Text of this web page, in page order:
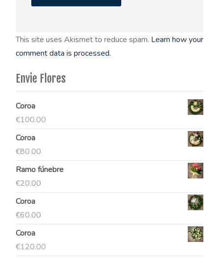
This site uses Akismet to reduce spam. Learn how your
comment data is processed.
Envie Flores
Coroa
€100.00
Coroa
€80.00
Ramo fúnebre
€20.00
Coroa
€60.00
Coroa
€120.00